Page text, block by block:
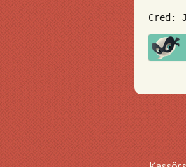
Cred: